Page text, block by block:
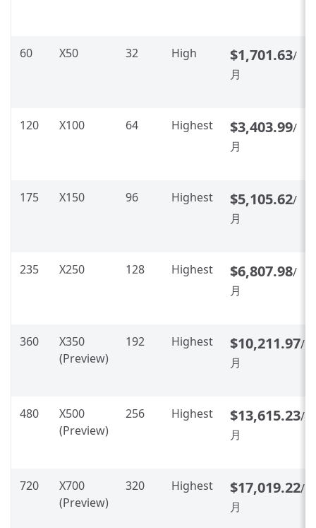
60 X50 32 High $1,701.63/
月
120 X100 64 Highest $3,403.99/
月
175 X150 96 Highest $5,105.62/
月
235 X250 128 Highest $6,807.98/
月
360
X350
(Preview)
192 Highest $10,211.97/
月
480
X500
(Preview)
256 Highest $13,615.23/
月
720
X700
(Preview)
320 Highest $17,019.22/
月